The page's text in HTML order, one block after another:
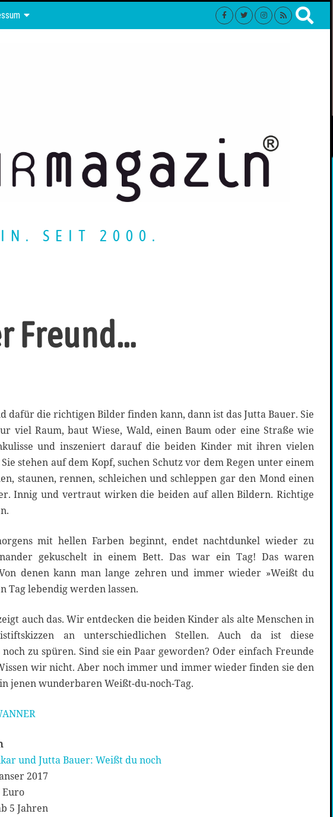
SEIT 2000.
Freund…
dafür die richtigen Bilder finden kann, dann ist das Jutta Bauer. Sie
viel Raum, baut Wiese, Wald, einen Baum oder eine Straße wie
und inszeniert darauf die beiden Kinder mit ihren vielen
stehen auf dem Kopf, suchen Schutz vor dem Regen unter einem
staunen, rennen, schleichen und schleppen gar den Mond einen
Innig und vertraut wirken die beiden auf allen Bildern. Richtige
mit hellen Farben beginnt, endet nachtdunkel wieder zu
gekuschelt in einem Bett. Das war ein Tag! Das waren
denen kann man lange zehren und immer wieder »Weißt du
Tag lebendig werden lassen.
auch das. Wir entdecken die beiden Kinder als alte Menschen in
an unterschiedlichen Stellen. Auch da ist diese
zu spüren. Sind sie ein Paar geworden? Oder einfach Freunde
wir nicht. Aber noch immer und immer wieder finden sie den
jenen wunderbaren Weißt-du-noch-Tag.
und Jutta Bauer: Weißt du noch
2017
Euro
5 Jahren